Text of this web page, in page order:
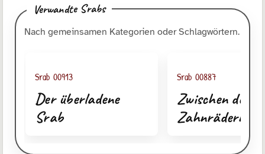
Verwandte Srabs
Nach gemeinsamen Kategorien oder Schlagwörtern.
Srab 00913
Der überladene
Srab
Srab 00887
Zwischen den
Zahnrädern